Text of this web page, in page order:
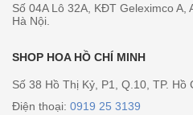
Số 04A Lô 32A, KĐT Geleximco A,
Hà Nội.
SHOP HOA HỒ CHÍ MINH
Số 38 Hồ Thị Kỷ, P1, Q.10, TP. Hồ
Điện thoại: 0919 25 3139